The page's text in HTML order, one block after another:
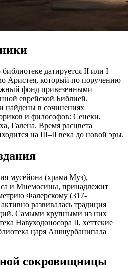
датируется II или I
Аристея, который по поручению
фонд привезенными
еврейской Библией.
найдены в сочинениях
и философов: Сенеки,
Галена. Время расцвета
на III–II века до новой эры.
мусейона (храма Муз),
и Мнемосины, принадлежит
Фалерскому (317-
развивалась традиция
Самыми крупными из них
Навуходоносора II, хеттские
царя Ашшурбанипала
сокровищницы